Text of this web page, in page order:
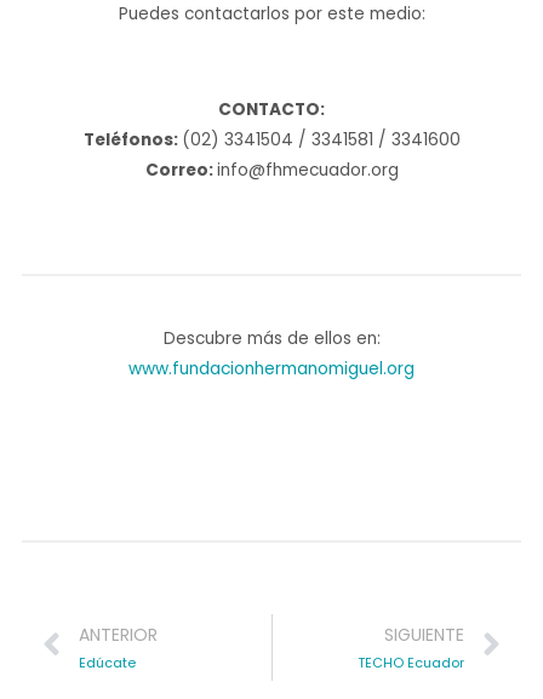
Puedes contactarlos por este medio:
CONTACTO:
Teléfonos: (02) 3341504 / 3341581 / 3341600
Correo:info@fhmecuador.org
Descubre más de ellos en:
www.fundacionhermanomiguel.org
Prev
ANTERIOR
Edúcate
SIGUIENTE
TECHO Ecuador